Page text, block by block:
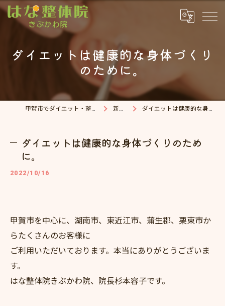
ダイエットは健康的な身体づくり
のために。
甲賀市でダイエット・整体院ならはな整体院 新着情報 ダイエットは健康的な身体づくりのために。
ダイエットは健康的な身体づくりのため
に。
2022/10/16
甲賀市を中心に、湖南市、東近江市、蒲生郡、栗東市か
らたくさんのお客様に
ご利用いただいております。本当にありがとうございま
す。
はな整体院きぶかわ院、院長杉本容子です。